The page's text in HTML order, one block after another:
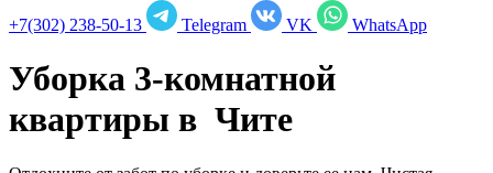
+7(302) 238-50-13
Telegram VK WhatsApp
Уборка 3-комнатной
квартиры в Чите